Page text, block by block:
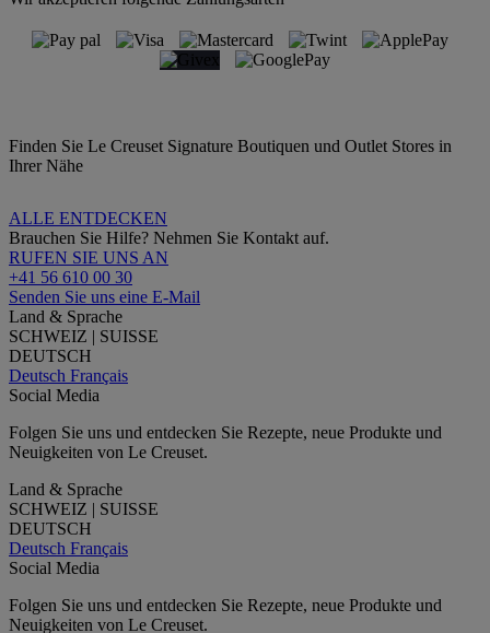
Finden Sie Le Creuset Signature Boutiquen und Outlet Stores in
Ihrer Nähe
ALLE ENTDECKEN
Brauchen Sie Hilfe? Nehmen Sie Kontakt auf.
RUFEN SIE UNS AN
+41 56 610 00 30
Senden Sie uns eine E-Mail
Land & Sprache
SCHWEIZ | SUISSE
DEUTSCH
Deutsch Français
Social Media
Folgen Sie uns und entdecken Sie Rezepte, neue Produkte und
Neuigkeiten von Le Creuset.
Land & Sprache
SCHWEIZ | SUISSE
DEUTSCH
Deutsch Français
Social Media
Folgen Sie uns und entdecken Sie Rezepte, neue Produkte und
Neuigkeiten von Le Creuset.